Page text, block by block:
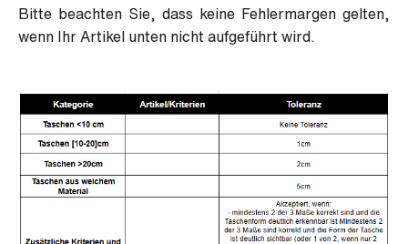
Bitte beachten Sie, dass keine Fehlermargen gelten,
wenn Ihr Artikel unten nicht aufgeführt wird.